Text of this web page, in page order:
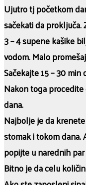
Ujutro tj početkom
sačekati da
3 – 4 supene kašike
vodom. Malo
Sačekajte 15 – 30
Nakon toga
dana.
Najbolje je da
stomak i tokom dana.
popijte u narednih
Bitno je da celu